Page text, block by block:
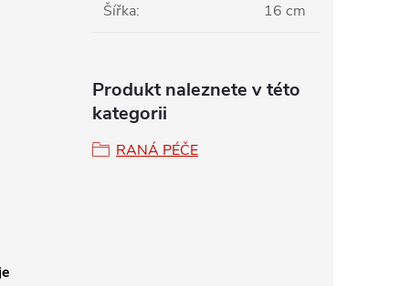
Šířka: 16 cm
Produkt naleznete v této
kategorii
RANÁ PÉČE